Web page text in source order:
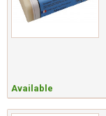
Available